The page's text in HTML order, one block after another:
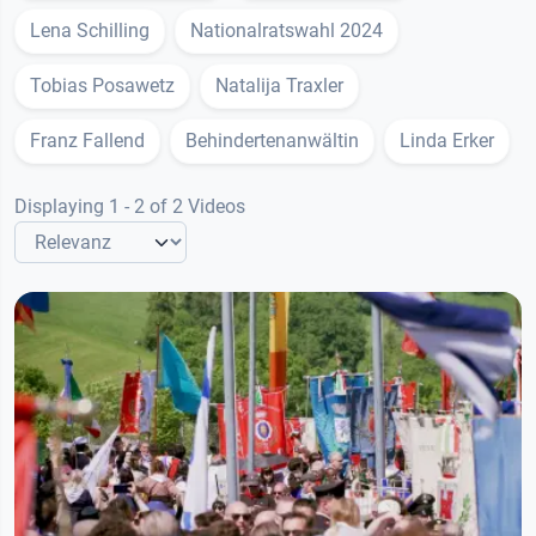
Lena Schilling Nationalratswahl 2024
Tobias Posawetz Natalija Traxler
Franz Fallend Behindertenanwältin Linda Erker
Displaying 1 - 2 of 2 Videos